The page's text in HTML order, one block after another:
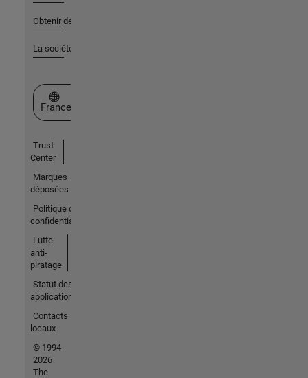
Obtenir de l'aide
La société
Sélectionner un site web
France
Trust
Center
Marques
déposées
Politique de
confidentialité
Lutte
anti-
piratage
Statut des
applications
Contacts
locaux
© 1994-
2026
The